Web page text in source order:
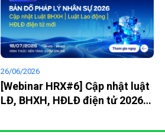
26/06/2026
[Webinar HRX#6] Cập nhật luật
LĐ, BHXH, HĐLĐ điện tử 2026